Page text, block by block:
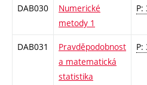
DAB030
Numerické
metody 1
P:
DAB031
Pravděpodobnost
a matematická
statistika
P: